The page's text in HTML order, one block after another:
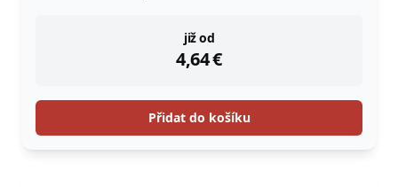
již od
4,64€
instock
Přidat do košíku